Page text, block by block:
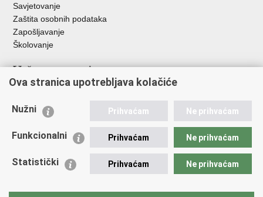
Savjetovanje
Zaštita osobnih podataka
Zapošljavanje
Školovanje
Važne poveznice
Ministarstvo unutarnjih poslova
Udruge
Policijska akademija
Zaklada policijske solidarnosti
Vučetić"
Ova stranica upotrebljava kolačiće
Nužni Prihvaćam Ne prihvaćam
Funkcionalni Prihvaćam Ne prihvaćam
Statistički Prihvaćam Ne prihvaćam